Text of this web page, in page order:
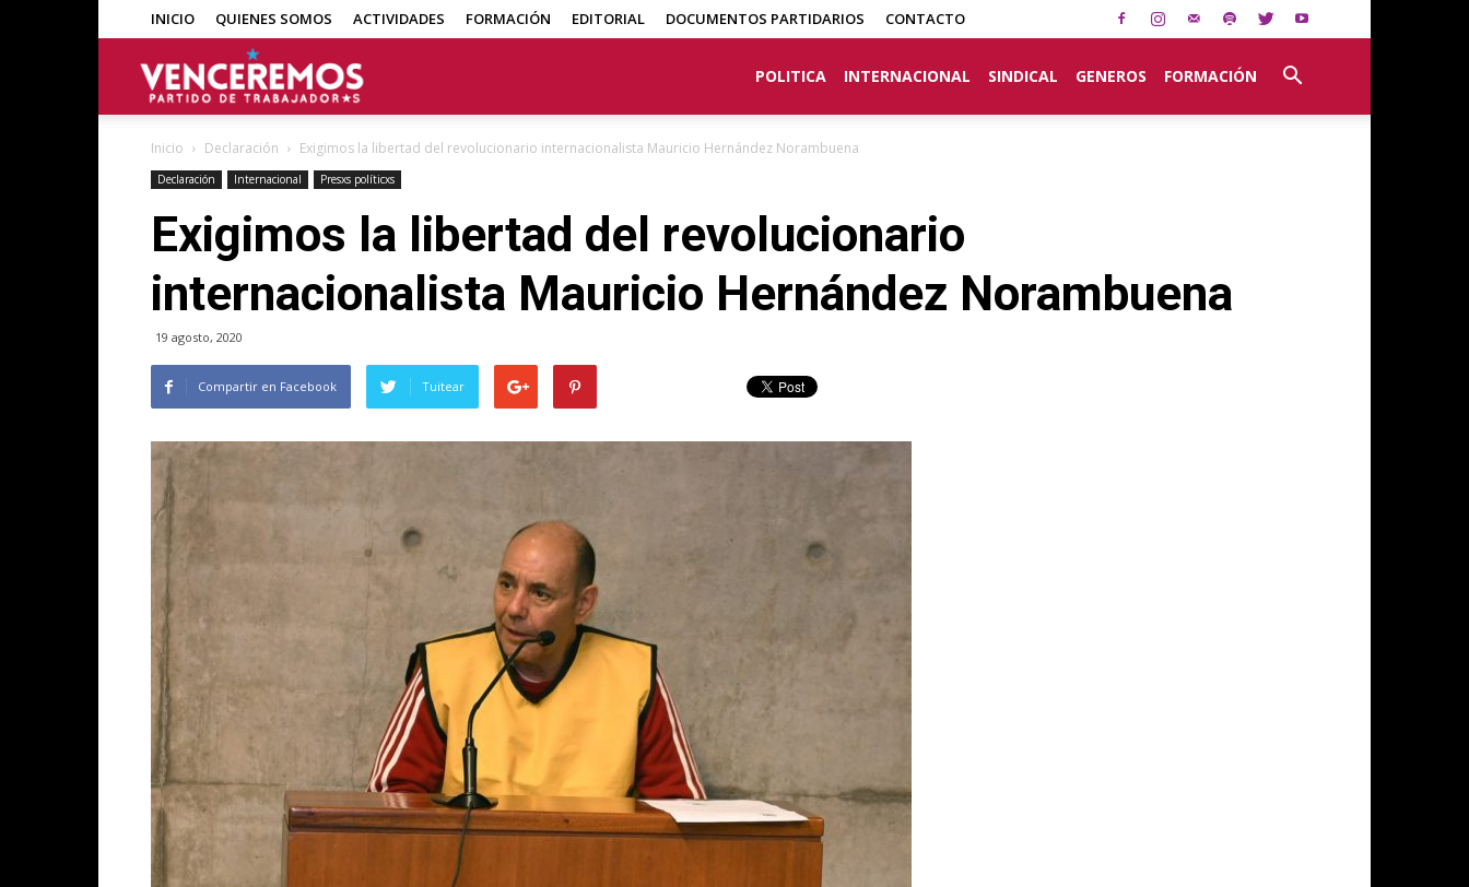
INICIO QUIENES SOMOS ACTIVIDADES FORMACIÓN EDITORIAL DOCUMENTOS PARTIDARIOS CONTACTO
POLITICA INTERNACIONAL SINDICAL GENEROS FORMACIÓN
Inicio Declaración Exigimos la libertad del revolucionario internacionalista Mauricio Hernández Norambuena
Declaración Internacional Presxs políticxs
Exigimos la libertad del revolucionario
internacionalista Mauricio Hernández Norambuena
19 agosto, 2020
Compartir en Facebook Tuitear